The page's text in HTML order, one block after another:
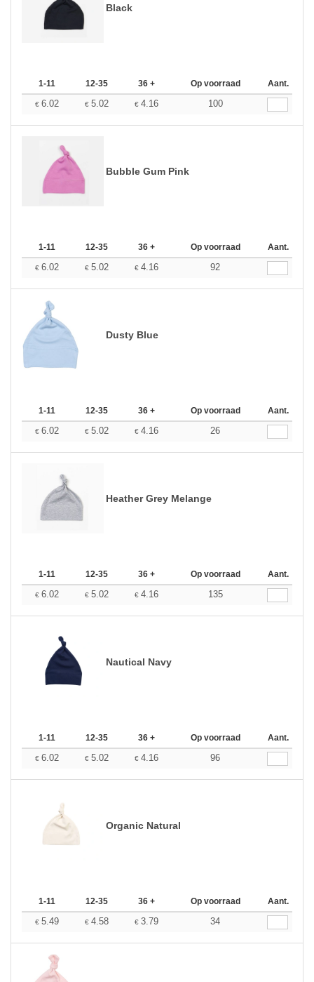
Black
1-11 12-35 36 + Op voorraad Aant.
€ 6.02 € 5.02 € 4.16 100
Bubble Gum Pink
1-11 12-35 36 + Op voorraad Aant.
€ 6.02 € 5.02 € 4.16 92
Dusty Blue
1-11 12-35 36 + Op voorraad Aant.
€ 6.02 € 5.02 € 4.16 26
Heather Grey Melange
1-11 12-35 36 + Op voorraad Aant.
€ 6.02 € 5.02 € 4.16 135
Nautical Navy
1-11 12-35 36 + Op voorraad Aant.
€ 6.02 € 5.02 € 4.16 96
Organic Natural
1-11 12-35 36 + Op voorraad Aant.
€ 5.49 € 4.58 € 3.79 34